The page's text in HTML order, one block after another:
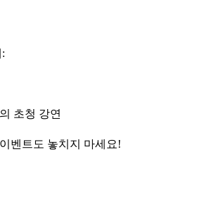
초청 강연
벤트도 놓치지 마세요!